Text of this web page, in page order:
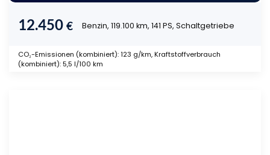
12.450 € Benzin, 119.100 km, 141 PS, Schaltgetriebe
CO₂-Emissionen (kombiniert): 123 g/km, Kraftstoffverbrauch
(kombiniert): 5,5 l/100 km